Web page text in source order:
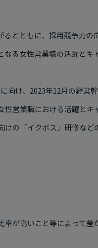
とともに、採用競争力の
る女性営業職の活躍とキ
向け、2023年12月の経営
営業職における活躍と
の「イクボス」研修など
が高いこと等によって差